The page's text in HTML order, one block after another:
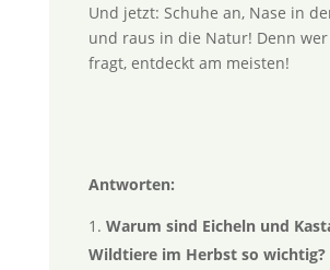
Und jetzt: Schuhe an, Nase in
und raus in die Natur! Denn
fragt, entdeckt am meisten!
Antworten:
Warum sind Eicheln und
Wildtiere im Herbst so wichtig?